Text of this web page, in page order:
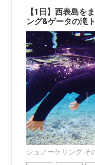
【1日】西表島を
ング&ゲータの滝
シュノーケリング そ